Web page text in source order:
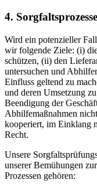
4.
Wird ein potenzieller
wir folgende Ziele: (i)
schützen, (ii) den
untersuchen und
Einfluss geltend zu
und deren Umsetzung
Beendigung der
Abhilfemaßnahmen
kooperiert, im Einklang
Recht.
Unsere
unserer Bemühungen
Prozessen gehören: